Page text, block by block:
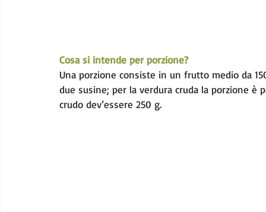
Cosa si intende per porzione?
Una porzione consiste in un frutto medio da
due susine; per la verdura cruda la porzione
crudo dev’essere 250 g.